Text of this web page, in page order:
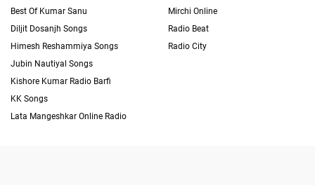
Best Of Kumar Sanu
Diljit Dosanjh Songs
Himesh Reshammiya Songs
Jubin Nautiyal Songs
Kishore Kumar Radio Barfi
KK Songs
Lata Mangeshkar Online Radio
Mirchi Online
Radio Beat
Radio City